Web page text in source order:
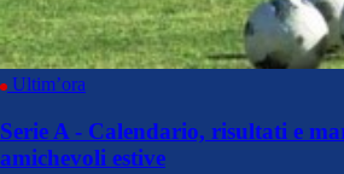
Ultim’ora
Serie A - Calendario, risultati e
amichevoli estive